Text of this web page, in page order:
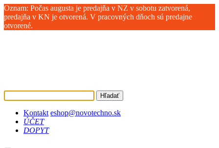
Oznam: Počas augusta je predajňa v NZ v sobotu zatvorená,
predajňa v KN je otvorená. V pracovných dňoch sú predajne
otvorené.
Hľadať
Kontakt eshop@novotechno.sk
ÚČET
DOPYT